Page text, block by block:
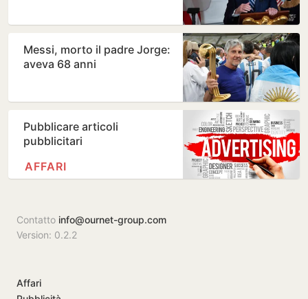
Messi, morto il padre Jorge:
aveva 68 anni
Pubblicare articoli
pubblicitari
AFFARI
Contatto info@ournet-group.com
Version: 0.2.2
Affari